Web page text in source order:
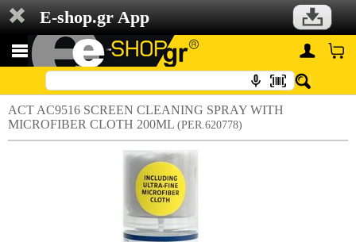
E-shop.gr App
ACT AC9516 SCREEN CLEANING SPRAY WITH
MICROFIBER CLOTH 200ML (PER.620778)